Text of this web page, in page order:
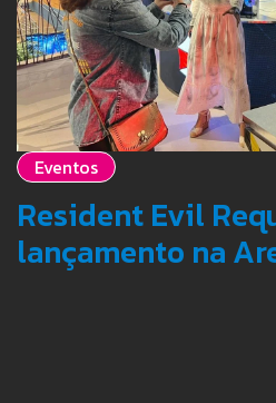
Eventos
Resident Evil
lançamento na